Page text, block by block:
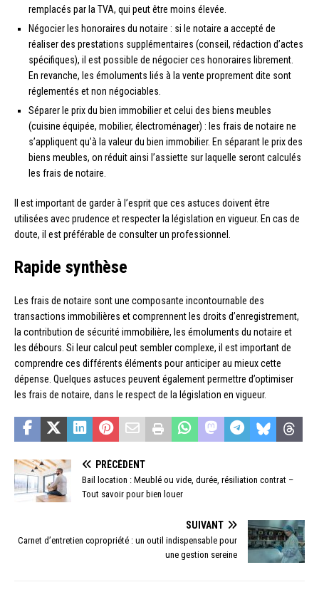
remplacés par la TVA, qui peut être moins élevée.
Négocier les honoraires du notaire : si le notaire a accepté de
réaliser des prestations supplémentaires (conseil, rédaction d’actes
spécifiques), il est possible de négocier ces honoraires librement.
En revanche, les émoluments liés à la vente proprement dite sont
réglementés et non négociables.
Séparer le prix du bien immobilier et celui des biens meubles
(cuisine équipée, mobilier, électroménager) : les frais de notaire ne
s’appliquent qu’à la valeur du bien immobilier. En séparant le prix des
biens meubles, on réduit ainsi l’assiette sur laquelle seront calculés
les frais de notaire.
Il est important de garder à l’esprit que ces astuces doivent être
utilisées avec prudence et respecter la législation en vigueur. En cas de
doute, il est préférable de consulter un professionnel.
Rapide synthèse
Les frais de notaire sont une composante incontournable des
transactions immobilières et comprennent les droits d’enregistrement,
la contribution de sécurité immobilière, les émoluments du notaire et
les débours. Si leur calcul peut sembler complexe, il est important de
comprendre ces différents éléments pour anticiper au mieux cette
dépense. Quelques astuces peuvent également permettre d’optimiser
les frais de notaire, dans le respect de la législation en vigueur.
PRÉCÉDENT
Bail location : Meublé ou vide, durée, résiliation contrat –
Tout savoir pour bien louer
SUIVANT
Carnet d’entretien copropriété : un outil indispensable pour
une gestion sereine